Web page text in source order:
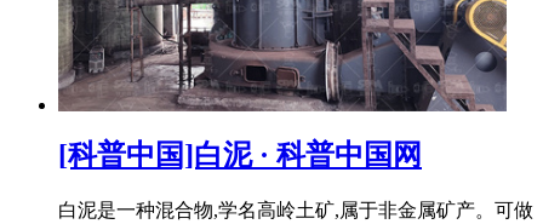
[科普中国]白泥 · 科普中国网
白泥是一种混合物,学名高岭土矿,属于非金属矿产。可做